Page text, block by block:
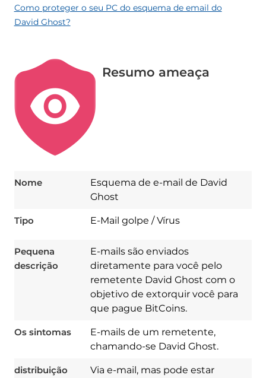
Como proteger o seu PC do esquema de email do
David Ghost?
Resumo ameaça
Nome
Esquema de e-mail de David
Ghost
Tipo E-Mail golpe / Vírus
Pequena
descrição
E-mails são enviados
diretamente para você pelo
remetente David Ghost com o
objetivo de extorquir você para
que pague BitCoins.
Os sintomas
E-mails de um remetente,
chamando-se David Ghost.
distribuição
Via e-mail, mas pode estar
Download
Spy Hunter